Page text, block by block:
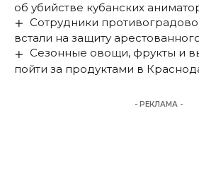
об убийстве кубанских
Сотрудники
встали на защиту
Сезонные овощи, фрукты и
пойти за продуктами в
- РЕКЛАМА -